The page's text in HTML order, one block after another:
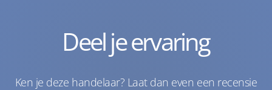
Deel je ervaring
Ken je deze handelaar? Laat dan even een recensie